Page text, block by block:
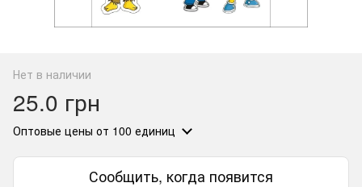
Нет в наличии
25.0 грн
Оптовые цены от 100 единиц
Сообщить, когда появится